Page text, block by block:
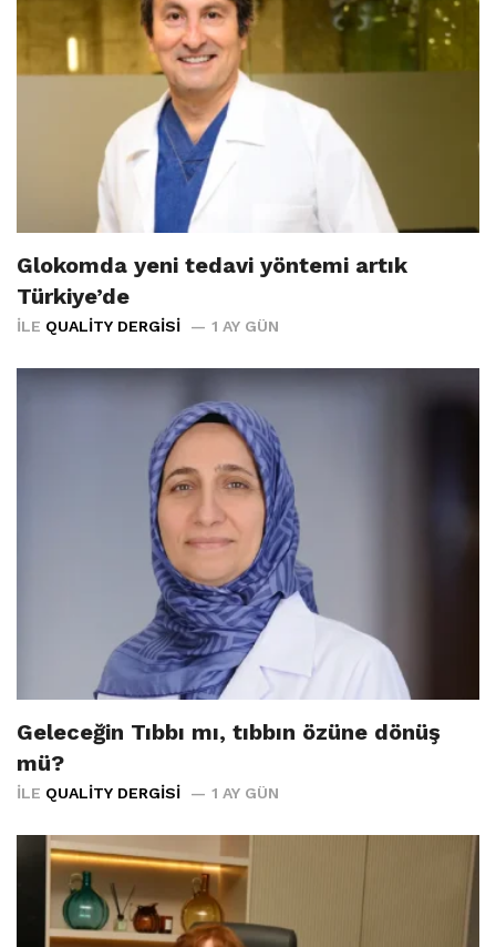
Glokomda yeni tedavi yöntemi artık
Türkiye’de
İLE QUALITY DERGISI 1 AY GÜN
Geleceğin Tıbbı mı, tıbbın özüne dönüş
mü?
İLE QUALITY DERGISI 1 AY GÜN